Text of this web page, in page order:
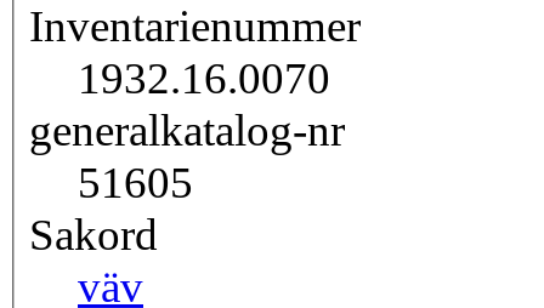
Inventarienummer
1932.16.0070
generalkatalog-nr
51605
Sakord
väv